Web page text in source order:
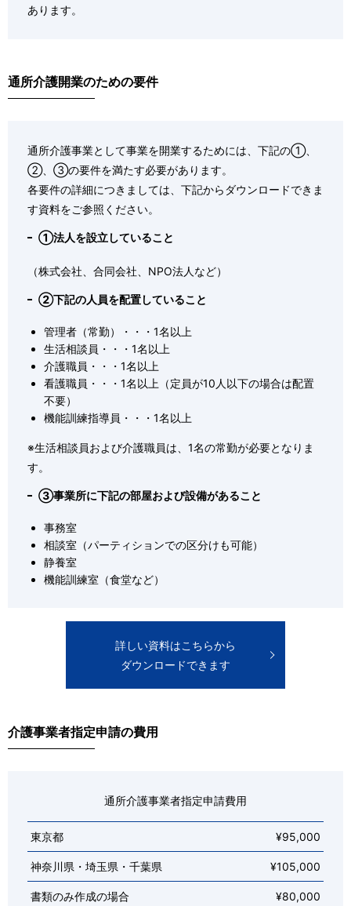
あります。
通所介護開業のための要件
通所介護事業として事業を開業するためには、下記の①、
②、③の要件を満たす必要があります。
各要件の詳細につきましては、下記からダウンロードできま
す資料をご参照ください。
①法人を設立していること
（株式会社、合同会社、NPO法人など）
②下記の人員を配置していること
管理者（常勤）・・・1名以上
生活相談員・・・1名以上
介護職員・・・1名以上
看護職員・・・1名以上（定員が10人以下の場合は配置
不要）
機能訓練指導員・・・1名以上
※生活相談員および介護職員は、1名の常勤が必要となりま
す。
③事業所に下記の部屋および設備があること
事務室
相談室（パーティションでの区分けも可能）
静養室
機能訓練室（食堂など）
詳しい資料はこちらから
ダウンロードできます
介護事業者指定申請の費用
通所介護事業者指定申請費用
東京都 ¥95,000
神奈川県・埼玉県・千葉県 ¥105,000
書類のみ作成の場合 ¥80,000